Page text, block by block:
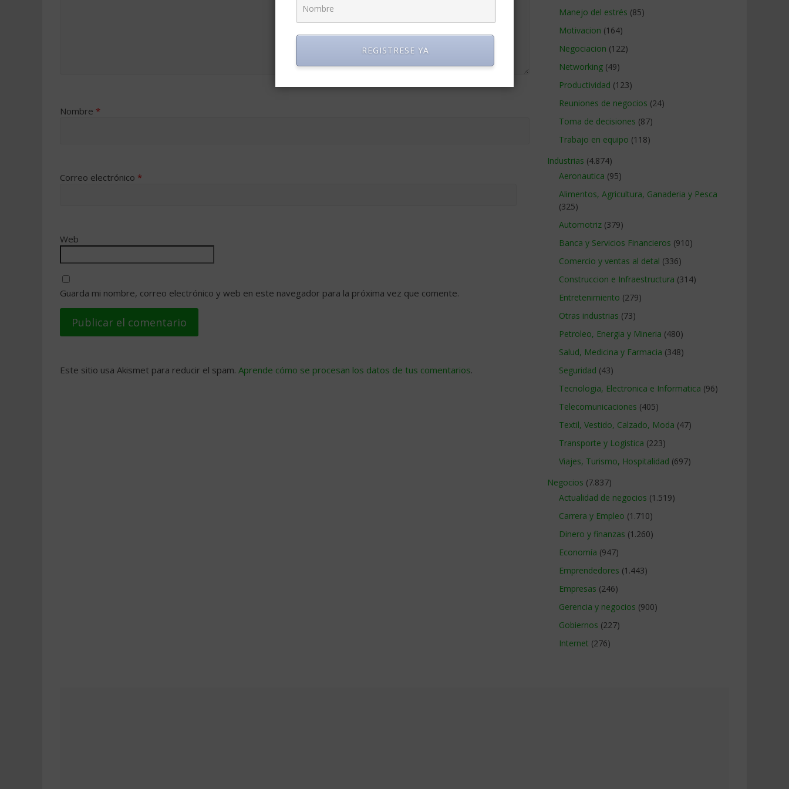
Nombre *
Correo electrónico *
Web
Guarda mi nombre, correo electrónico y web en este navegador para la próxima vez que comente.
Este sitio usa Akismet para reducir el spam. Aprende cómo se procesan los datos de tus comentarios.
Manejo del estrés (85)
Motivacion (164)
Negociacion (122)
Networking (49)
Productividad (123)
Reuniones de negocios (24)
Toma de decisiones (87)
Trabajo en equipo (118)
Industrias (4.874)
Aeronautica (95)
Alimentos, Agricultura, Ganaderia y Pesca
(325)
Automotriz (379)
Banca y Servicios Financieros (910)
Comercio y ventas al detal (336)
Construccion e Infraestructura (314)
Entretenimiento (279)
Otras industrias (73)
Petroleo, Energia y Mineria (480)
Salud, Medicina y Farmacia (348)
Seguridad (43)
Tecnologia, Electronica e Informatica (96)
Telecomunicaciones (405)
Textil, Vestido, Calzado, Moda (47)
Transporte y Logistica (223)
Viajes, Turismo, Hospitalidad (697)
Negocios (7.837)
Actualidad de negocios (1.519)
Carrera y Empleo (1.710)
Dinero y finanzas (1.260)
Economía (947)
Emprendedores (1.443)
Empresas (246)
Gerencia y negocios (900)
Gobiernos (227)
Internet (276)
REGISTRESE YA